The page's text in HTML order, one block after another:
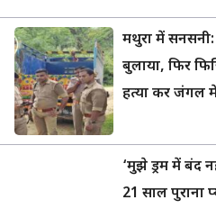
मथुरा में सनसनी:
बुलाया, फिर
हत्या कर जंगल
‘मुझे ड्रम में बंद
21 साल पुराना